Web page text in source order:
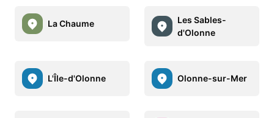
La Chaume
Les Sables-
d'Olonne
L'Île-d'Olonne Olonne-sur-Mer